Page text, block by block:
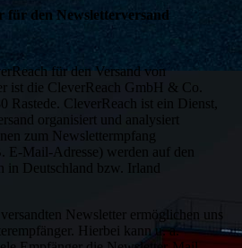
für den Newsletterversand
für den Versand von
ist die CleverReach GmbH & Co.
Rastede. CleverReach ist ein Dienst,
organisiert und analysiert
zum Newslettermpfang
E-Mail-Adresse) werden auf den
in Deutschland bzw. Irland
Newsletter ermöglichen uns
Hierbei kann u. a.